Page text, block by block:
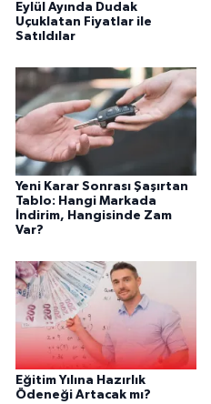
Eylül Ayında Dudak
Uçuklatan Fiyatlar ile
Satıldılar
Yeni Karar Sonrası Şaşırtan
Tablo: Hangi Markada
İndirim, Hangisinde Zam
Var?
Eğitim Yılına Hazırlık
Ödeneği Artacak mı?